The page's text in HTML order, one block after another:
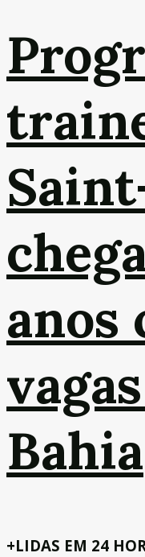
anos
Bahia
+LIDAS EM 24